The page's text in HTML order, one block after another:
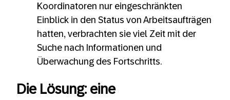
Koordinatoren nur eingeschränkten
Einblick in den Status von Arbeitsaufträgen
hatten, verbrachten sie viel Zeit mit der
Suche nach Informationen und
Überwachung des Fortschritts.
Die Lösung: eine